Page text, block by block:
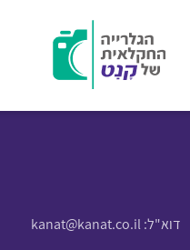
דוא"ל:kanat@kanat.co.il